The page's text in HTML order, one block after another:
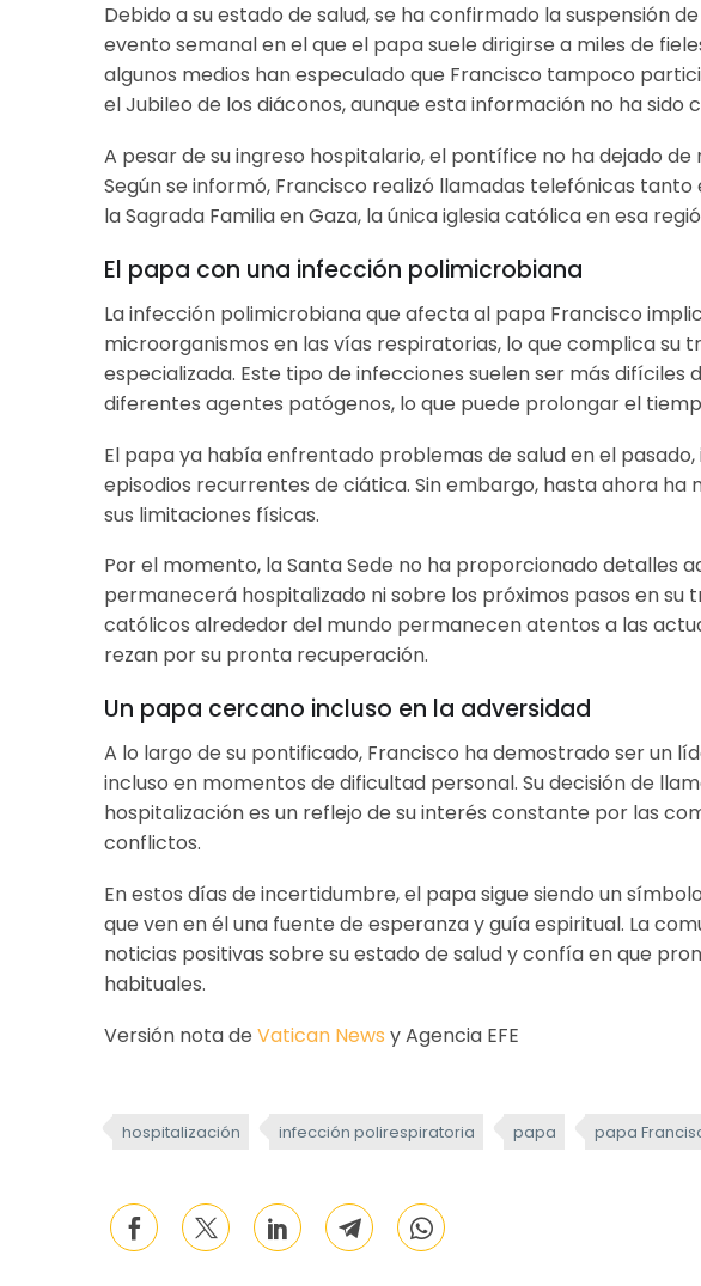
Debido a su estado de salud, se ha confirmado la suspensión
evento semanal en el que el papa suele dirigirse a miles de
algunos medios han especulado que Francisco tampoco
el Jubileo de los diáconos, aunque esta información no ha
A pesar de su ingreso hospitalario, el pontífice no ha dejado
Según se informó, Francisco realizó llamadas telefónicas
la Sagrada Familia en Gaza, la única iglesia católica en esa
El papa con una infección polimicrobiana
La infección polimicrobiana que afecta al papa Francisco
microorganismos en las vías respiratorias, lo que complica
especializada. Este tipo de infecciones suelen ser más
diferentes agentes patógenos, lo que puede prolongar el
El papa ya había enfrentado problemas de salud en el
episodios recurrentes de ciática. Sin embargo, hasta ahora
sus limitaciones físicas.
Por el momento, la Santa Sede no ha proporcionado detalles
permanecerá hospitalizado ni sobre los próximos pasos en su
católicos alrededor del mundo permanecen atentos a las
rezan por su pronta recuperación.
Un papa cercano incluso en la adversidad
A lo largo de su pontificado, Francisco ha demostrado ser un
incluso en momentos de dificultad personal. Su decisión de
hospitalización es un reflejo de su interés constante por las
conflictos.
En estos días de incertidumbre, el papa sigue siendo un
que ven en él una fuente de esperanza y guía espiritual. La
noticias positivas sobre su estado de salud y confía en que
habituales.
Versión nota de Vatican News y Agencia EFE
hospitalización infección polirespiratoria papa papa